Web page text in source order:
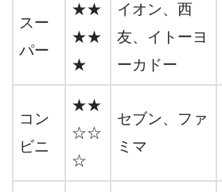
スー
パー
★★
★★
★
イオン、西
友、イトーヨ
ーカドー
コン
ビニ
★★
☆☆
☆
セブン、ファ
ミマ